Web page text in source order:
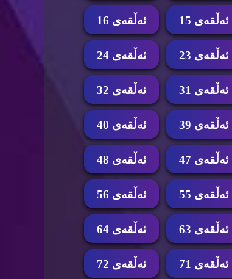
ئه‌ڵقه‌ی 15 ئه‌ڵقه‌ی 16
ئه‌ڵقه‌ی 23 ئه‌ڵقه‌ی 24
ئه‌ڵقه‌ی 31 ئه‌ڵقه‌ی 32
ئه‌ڵقه‌ی 39 ئه‌ڵقه‌ی 40
ئه‌ڵقه‌ی 47 ئه‌ڵقه‌ی 48
ئه‌ڵقه‌ی 55 ئه‌ڵقه‌ی 56
ئه‌ڵقه‌ی 63 ئه‌ڵقه‌ی 64
ئه‌ڵقه‌ی 71 ئه‌ڵقه‌ی 72